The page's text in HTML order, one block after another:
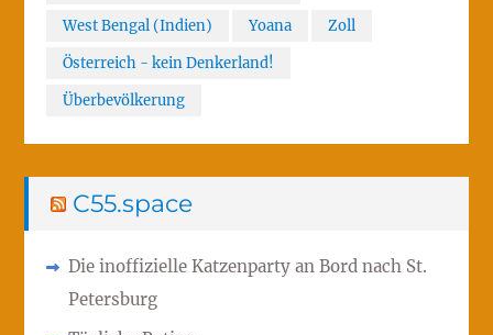
West Bengal (Indien)
Yoana
Zoll
Österreich - kein Denkerland!
Überbevölkerung
C55.space
Die inoffizielle Katzenparty an Bord nach St.
Petersburg